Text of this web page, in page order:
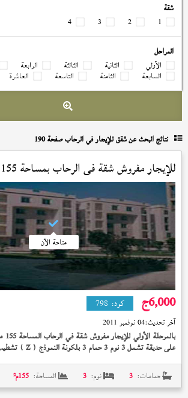
شقة
1
2
3
4
المراحل
الأولي
الثانية الثالثة الرابعة
السابعة الثامنة التاسعة العاشرة
نتائج البحث عنشقق للإيجار في الرحاب صفحة 190
للإيجار مفروش شقة فيالرحاببمساحة 155 م
متاحة الآن
6,000ج كود: 798
آخر تحديث:04 نوفمبر 2011
بالمرحلة الأولي للإيجار مفروش شقة في الرحاب المساحة 155 متر
على حديقة تشمل 3 نوم 3 حمام 3 بلكونة النموذج ( Z ) تشطيب
حمامات: 3 نوم: 3 المساحة: 155م²